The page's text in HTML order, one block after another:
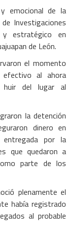
emocional de la
Investigaciones
y estratégico en
de León.
el momento
al ahora
huir del lugar al
la detención
dinero en
por la
que quedaron a
parte de los
plenamente el
había registrado
al probable